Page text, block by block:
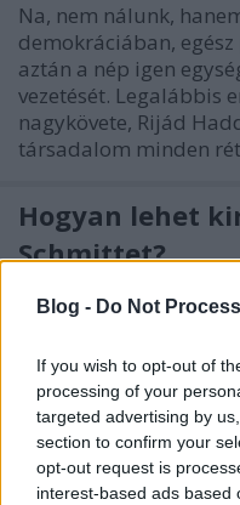
Blog - Do Not
If you wish to opt-out of
processing of your
targeted advertising by
section to confirm your
opt-out request is
interest-based ads based
Na, nem nálunk,
demokráciában,
aztán a nép igen
vezetését. Legalábbis
nagykövete, Rijád
társadalom minden
Hogyan lehet
Schmittet?
Hát nem úgy, hogy a
egyeztet Pali bácsival,
szenior
kitöltik a humános
egy szép színes
életünket, ha